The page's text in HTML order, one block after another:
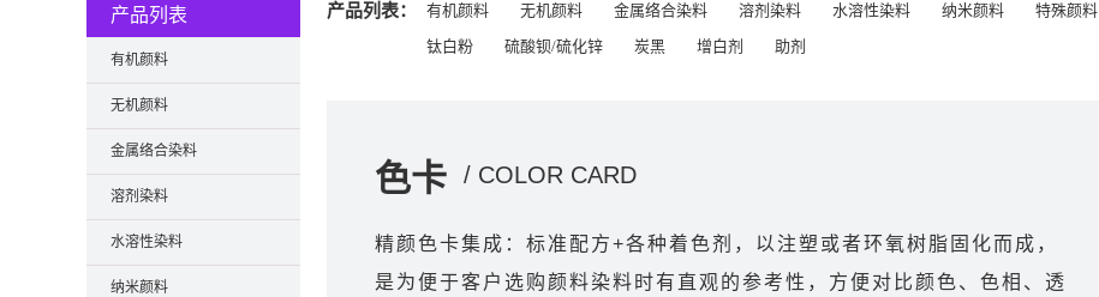
产品列表： 有机颜料 无机颜料 金属络合染料 溶剂染料 水溶性染料 纳米颜料 特殊颜料
钛白粉
硫酸钡/硫化锌 炭黑 增白剂 助剂
色卡 / COLOR CARD
精颜色卡集成：标准配方+各种着色剂，以注塑或者环氧树脂固化而成，
是为便于客户选购颜料染料时有直观的参考性，方便对比颜色、色相、透
产品列表
有机颜料
无机颜料
金属络合染料
溶剂染料
水溶性染料
纳米颜料